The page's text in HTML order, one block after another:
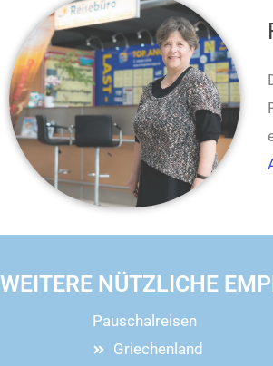
WEITERE NÜTZLICHE
Pauschalreisen
Griechenland